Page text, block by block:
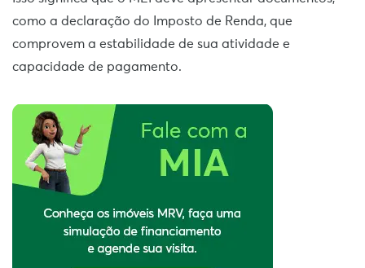
como a declaração do Imposto de Renda, que
comprovem a estabilidade de sua atividade e
capacidade de pagamento.